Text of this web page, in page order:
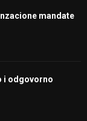
mandate
i odgovorno